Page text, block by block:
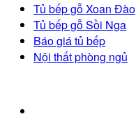
Tủ bếp gỗ Xoan Đào
Tủ bếp gỗ Sồi Nga
Báo giá tủ bếp
Nội thất phòng ngủ